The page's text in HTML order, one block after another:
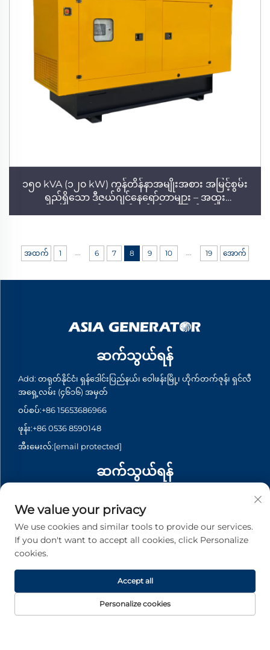
၁၅၀ kVA (၁၂၀ kW) ကွန်တိန်နာအမျိုးအစား အမြင့်စွမ်း
ရည်ရှိသော ဒီဇယ်ဂျင်နေရော်တာများ – အထူး
အထက် 1 6 7 8 9 10 19 အောက်
ဆက်သွယ်ရန်
Add: တရုတ်နိုင်ငံ၊ ရှန်ဒေါင်းပြည်နယ်၊ ဝေါဖန်းမြို့၊ ဟိုက်တက်ဇုန်၊ ရှင်လီ
အရှေ့လမ်း (၄၆၁၆) အမှတ်
ဝပ်စပ်:+86 15653686966
ဖုန်း:+86 0536 8590148
အီးမေးလ်:[email protected]
ဆက်သွယ်ရန်
550123
ဝပ်စပ်:+65 6935 2033
ဖုန်း:+65 6935 2033
မူပိုင်ခွင့် © 2026 Asia Generator Co., Ltd. မှပိုင်ဆိုင်ပါသည်။ မူပိုင်ခွင့်
အားလုံးကိုထားရှိပါသည်။ -လျှို့ဝှက်မှုမူဝါဒ
We value your privacy
We use cookies and similar tools to provide our services.
If you don't want to accept all cookies, click Personalize
cookies.
Personalize cookies
Accept all